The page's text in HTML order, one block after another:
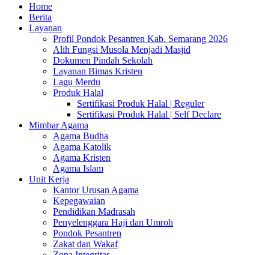
Home
Berita
Layanan
Profil Pondok Pesantren Kab. Semarang 2026
Alih Fungsi Musola Menjadi Masjid
Dokumen Pindah Sekolah
Layanan Bimas Kristen
Lagu Merdu
Produk Halal
Sertifikasi Produk Halal | Reguler
Sertifikasi Produk Halal | Self Declare
Mimbar Agama
Agama Budha
Agama Katolik
Agama Kristen
Agama Islam
Unit Kerja
Kantor Urusan Agama
Kepegawaian
Pendidikan Madrasah
Penyelenggara Haji dan Umroh
Pondok Pesantren
Zakat dan Wakaf